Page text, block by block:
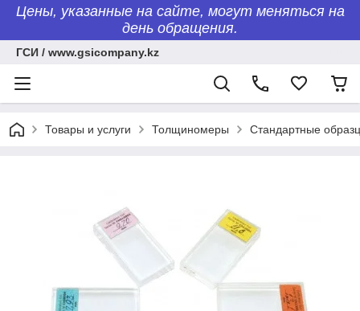
Цены, указанные на сайте, могут меняться на
день обращения.
ГСИ / www.gsicompany.kz
Товары и услуги Толщиномеры Стандартные